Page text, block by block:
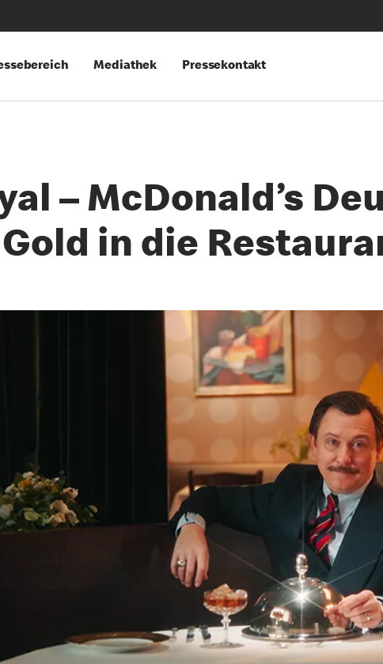
Mediathek Pressekontakt
– McDonald’s
in die